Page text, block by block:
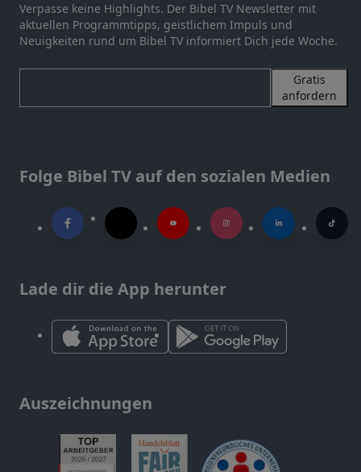
Verpasse keine Highlights. Der Bibel TV Newsletter mit
aktuellen Programmtipps, geistlichem Impuls und
Neuigkeiten rund um Bibel TV informiert Dich jede Woche.
Gratis
anfordern
Folge Bibel TV auf den sozialen Medien
Lade dir die App herunter
Auszeichnungen